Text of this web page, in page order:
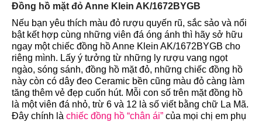
Đồng hồ mặt đỏ Anne Klein AK/1672BYGB
Nếu bạn yêu thích màu đỏ rượu quyến rũ, sắc sảo và nổi
bật kết hợp cùng những viên đá óng ánh thì hãy sở hữu
ngay một chiếc đồng hồ Anne Klein AK/1672BYGB cho
riêng mình. Lấy ý tưởng từ những ly rượu vang ngọt
ngào, sóng sánh, đồng hồ mặt đỏ, những chiếc đồng hồ
này còn có dây đeo Ceramic bền cũng màu đỏ càng làm
tăng thêm vẻ đẹp cuốn hút. Mỗi con số trên mặt đồng hồ
là một viên đá nhỏ, trừ 6 và 12 là số viết bằng chữ La Mã.
Đây chính là chiếc đồng hồ “chân ái” của mọi chị em phụ